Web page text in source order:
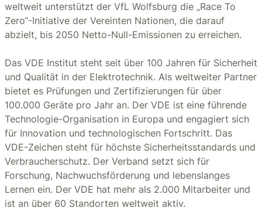
weltweit unterstützt der VfL Wolfsburg die „Race To
Zero“-Initiative der Vereinten Nationen, die darauf
abzielt, bis 2050 Netto-Null-Emissionen zu erreichen.
Das VDE Institut steht seit über 100 Jahren für Sicherheit
und Qualität in der Elektrotechnik. Als weltweiter Partner
bietet es Prüfungen und Zertifizierungen für über
100.000 Geräte pro Jahr an. Der VDE ist eine führende
Technologie-Organisation in Europa und engagiert sich
für Innovation und technologischen Fortschritt. Das
VDE-Zeichen steht für höchste Sicherheitsstandards und
Verbraucherschutz. Der Verband setzt sich für
Forschung, Nachwuchsförderung und lebenslanges
Lernen ein. Der VDE hat mehr als 2.000 Mitarbeiter und
ist an über 60 Standorten weltweit aktiv.